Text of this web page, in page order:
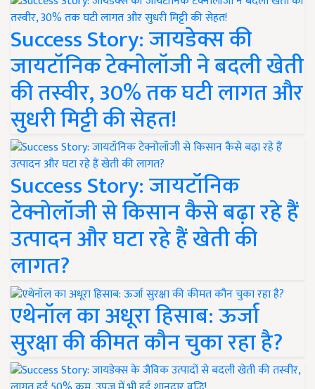
Success Story: जायडेक्स की
जायटॉनिक टेक्नोलॉजी ने बदली खेती
की तस्वीर, 30% तक घटी लागत और
सुधरी मिट्टी की सेहत!
Success Story: जायटॉनिक
टेक्नोलॉजी से किसान कैसे बढ़ा रहे हैं
उत्पादन और घटा रहे हैं खेती की
लागत?
एथेनॉल का अधूरा हिसाब: ऊर्जा
सुरक्षा की कीमत कौन चुका रहा है?